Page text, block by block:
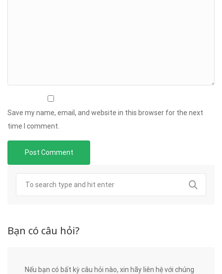
Save my name, email, and website in this browser for the next
time I comment.
Bạn có câu hỏi?
Nếu bạn có bất kỳ câu hỏi nào, xin hãy liên hệ với chúng